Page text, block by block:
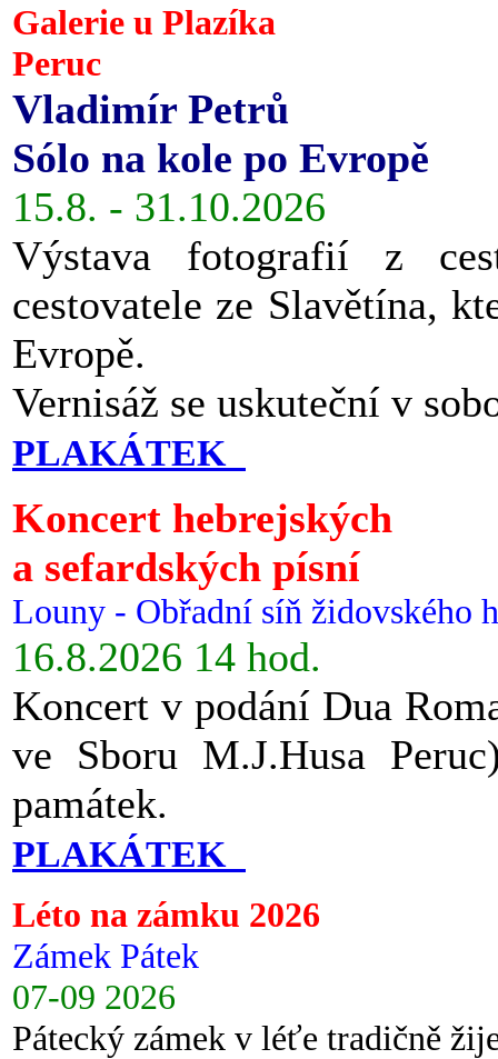
Galerie u Plazíka
Peruc
Vladimír Petrů
Sólo na kole po Evropě
15.8. - 31.10.2026
Výstava fotografií z
cestovatele ze Slavětína,
Evropě.
Vernisáž se uskuteční v
PLAKÁTEK
Koncert hebrejských
a sefardských písní
Louny - Obřadní síň židovského
16.8.2026 14 hod.
Koncert v podání Dua
ve Sboru M.J.Husa
památek.
PLAKÁTEK
Léto na zámku 2026
Zámek Pátek
07-09 2026
Pátecký zámek v léťe tradičně